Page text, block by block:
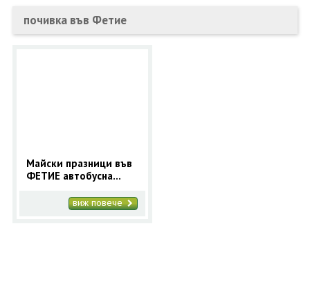
ЕКЗОТИКА
0700 144 34
почивка във Фетие
Майски празници във
ФЕТИЕ автобусна
- Orient 99виж повече